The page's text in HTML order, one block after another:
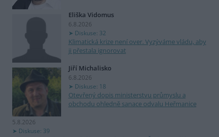
Eliška Vidomus
6.8.2026
Diskuse: 32
Klimatická krize není over. Vyzýváme vládu, aby
ji přestala ignorovat
Jiří Michalisko
6.8.2026
Diskuse: 18
Otevřený dopis ministerstvu průmyslu a
obchodu ohledně sanace odvalu Heřmanice
5.8.2026
Diskuse: 39